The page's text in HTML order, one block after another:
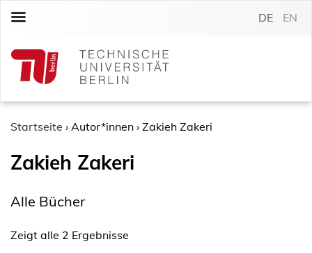
c
DE EN
Startseite › Autor*innen › Zakieh Zakeri
Zakieh Zakeri
Alle Bücher
Zeigt alle 2 Ergebnisse